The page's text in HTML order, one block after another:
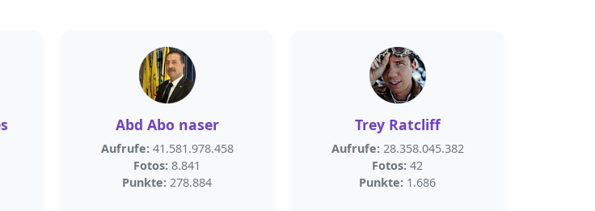
Abd Abo naser
Aufrufe: 41.581.978.458
Fotos: 8.841
Punkte: 278.884
Trey Ratcliff
Aufrufe: 28.358.045.382
Fotos: 42
Punkte: 1.686